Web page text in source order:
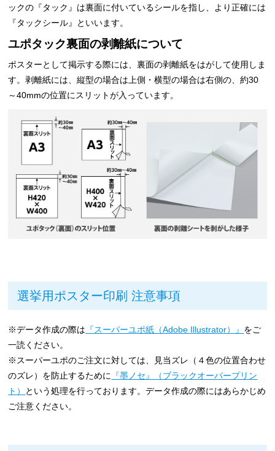
ックの『タック』は裏面に付いているシールを指し、より正確には
『タックシール』といいます。
ユポタック裏面の剥離紙について
ポスターとして掲示する際には、裏面の剥離紙をはがして使用しま
す。剥離紙には、縦型の場合は上側・横型の場合は右側の、約30
～40mmの位置にスリットが入っています。
選挙用ポスター印刷 注意事項
※データ作成の際は 『スーパーユポ紙（Adobe Illustrator）』 をご
一読ください。
※スーパーユポのご注文に対しては、見当ズレ（４色の位置合わせ
のズレ）を防止するために
『墨ノセ』（ブラックオーバープリン
ト） という処理を行っております。データ作成の際にはあらかじめ
ご注意ください。